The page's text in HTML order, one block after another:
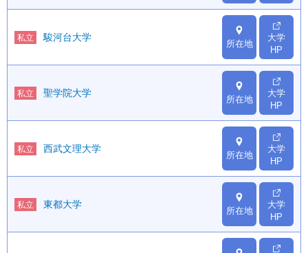
私立 駿河台大学
所在地
大学
HP
私立 聖学院大学
所在地
大学
HP
私立 西武文理大学
所在地
大学
HP
私立 東都大学
所在地
大学
HP